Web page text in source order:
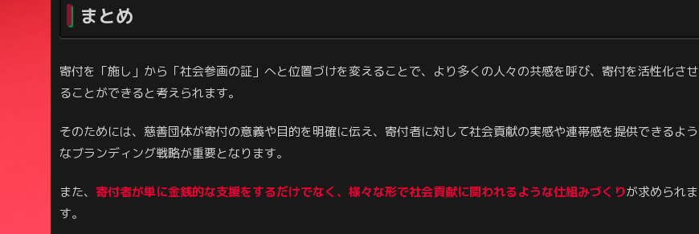
まとめ
寄付を「施し」から「社会参画の証」へと位置づけを変えることで、より多くの人々の共感を呼び、寄付を活性化させ
ることができると考えられます。
そのためには、慈善団体が寄付の意義や目的を明確に伝え、寄付者に対して社会貢献の実感や連帯感を提供できるよう
なブランディング戦略が重要となります。
また、 寄付者が単に金銭的な支援をするだけでなく、様々な形で社会貢献に関われるような仕組みづくりが求められま
す。